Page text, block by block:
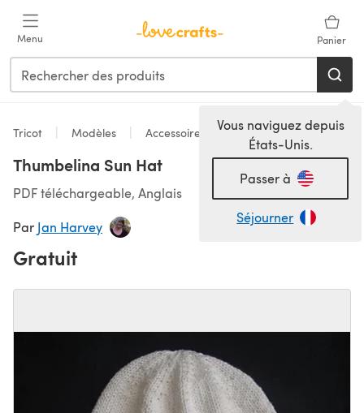
Menu Panier
Vous naviguez depuis
États-Unis.
Passer à
Séjourner
Tricot Modèles Accessoires
Thumbelina Sun Hat
PDF téléchargeable, Anglais
Par Jan Harvey
Gratuit